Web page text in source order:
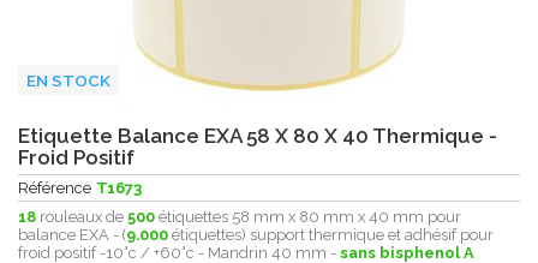
EN STOCK
Etiquette Balance EXA 58 X 80 X 40 Thermique -
Froid Positif
Référence T1673
18 rouleaux de 500 étiquettes 58 mm x 80 mm x 40 mm pour
balance EXA - (9.000 étiquettes) support thermique et adhésif pour
froid positif -10°c / +60°c - Mandrin 40 mm - sans bisphenol A